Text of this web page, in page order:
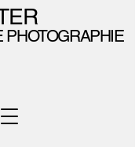
PHOTOGRAPHIE